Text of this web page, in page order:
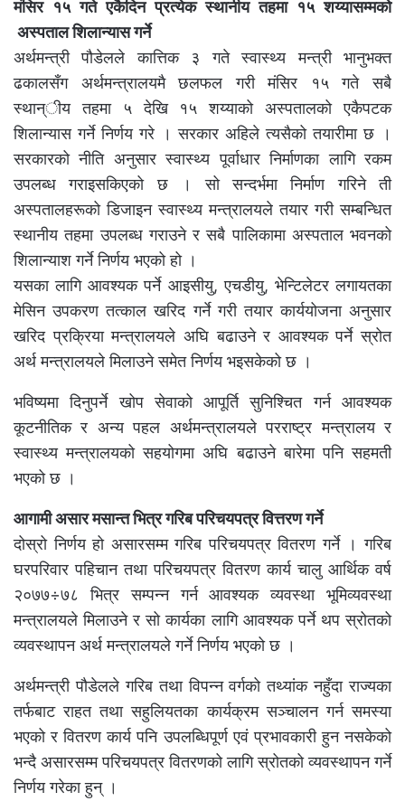
मंसिर १५ गते एकैदिन प्रत्येक स्थानीय तहमा १५ शय्यासम्मको
अस्पताल शिलान्यास गर्ने
अर्थमन्त्री पौडेलले कात्तिक ३ गते स्वास्थ्य मन्त्री भानुभक्त
ढकालसँग अर्थमन्त्रालयमै छलफल गरी मंसिर १५ गते सबै
स्थान्ीय तहमा ५ देखि १५ शय्याको अस्पतालको एकैपटक
शिलान्यास गर्ने निर्णय गरे । सरकार अहिले त्यसैको तयारीमा छ ।
सरकारको नीति अनुसार स्वास्थ्य पूर्वाधार निर्माणका लागि रकम
उपलब्ध गराइसकिएको छ । सो सन्दर्भमा निर्माण गरिने ती
अस्पतालहरूको डिजाइन स्वास्थ्य मन्त्रालयले तयार गरी सम्बन्धित
स्थानीय तहमा उपलब्ध गराउने र सबै पालिकामा अस्पताल भवनको
शिलान्याश गर्ने निर्णय भएको हो ।
यसका लागि आवश्यक पर्ने आइसीयु, एचडीयु, भेन्टिलेटर लगायतका
मेसिन उपकरण तत्काल खरिद गर्ने गरी तयार कार्ययोजना अनुसार
खरिद प्रक्रिया मन्त्रालयले अघि बढाउने र आवश्यक पर्ने स्रोत
अर्थ मन्त्रालयले मिलाउने समेत निर्णय भइसकेको छ ।
भविष्यमा दिनुपर्ने खोप सेवाको आपूर्ति सुनिश्चित गर्न आवश्यक
कूटनीतिक र अन्य पहल अर्थमन्त्रालयले परराष्ट्र मन्त्रालय र
स्वास्थ्य मन्त्रालयको सहयोगमा अघि बढाउने बारेमा पनि सहमती
भएको छ ।
आगामी असार मसान्त भित्र गरिब परिचयपत्र वित्तरण गर्ने
दोस्रो निर्णय हो असारसम्म गरिब परिचयपत्र वितरण गर्ने । गरिब
घरपरिवार पहिचान तथा परिचयपत्र वितरण कार्य चालु आर्थिक वर्ष
२०७७÷७८ भित्र सम्पन्न गर्न आवश्यक व्यवस्था भूमिव्यवस्था
मन्त्रालयले मिलाउने र सो कार्यका लागि आवश्यक पर्ने थप स्रोतको
व्यवस्थापन अर्थ मन्त्रालयले गर्ने निर्णय भएको छ ।
अर्थमन्त्री पौडेलले गरिब तथा विपन्न वर्गको तथ्यांक नहुँदा राज्यका
तर्फबाट राहत तथा सहुलियतका कार्यक्रम सञ्चालन गर्न समस्या
भएको र वितरण कार्य पनि उपलब्धिपूर्ण एवं प्रभावकारी हुन नसकेको
भन्दै असारसम्म परिचयपत्र वितरणको लागि स्रोतको व्यवस्थापन गर्ने
निर्णय गरेका हुन् ।